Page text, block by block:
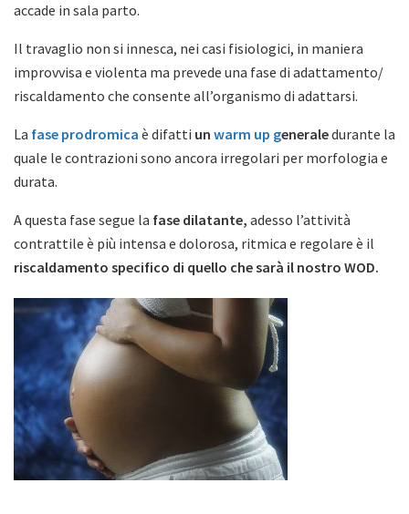
accade in sala parto.
Il travaglio non si innesca, nei casi fisiologici, in maniera
improvvisa e violenta ma prevede una fase di adattamento/
riscaldamento che consente all’organismo di adattarsi.
La fase prodromica è difatti un warm up generaledurante la
quale le contrazioni sono ancora irregolari per morfologia e
durata.
A questa fase segue la fase dilatante, adesso l’attività
contrattile è più intensa e dolorosa, ritmica e regolare è il
riscaldamento specifico di quello che sarà il nostro WOD.